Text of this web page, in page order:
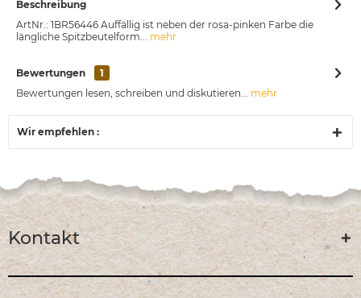
Beschreibung
ArtNr.: 1BR56446 Auffällig ist neben der rosa-pinken Farbe die
längliche Spitzbeutelform... mehr
Bewertungen
1
Bewertungen lesen, schreiben und diskutieren... mehr
Wir empfehlen :
Kontakt